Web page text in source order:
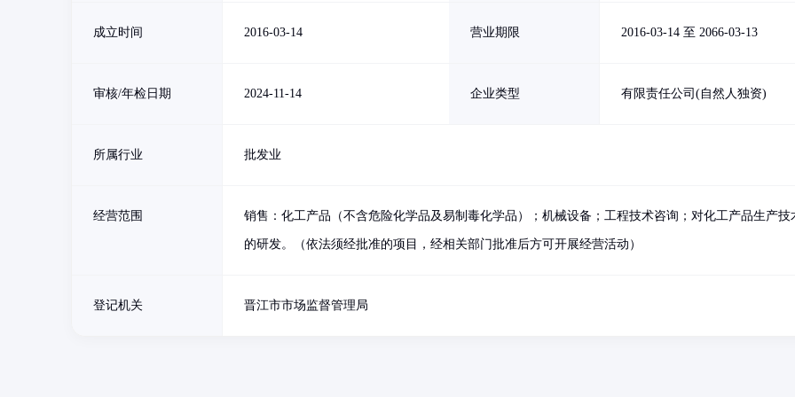
成立时间 2016-03-14 营业期限 2016-03-14 至 2066-03-13
审核/年检日期 2024-11-14 企业类型 有限责任公司(自然人独资)
所属行业 批发业
经营范围 销售：化工产品（不含危险化学品及易制毒化学品）；机械设备；工程技术咨询；对化工产品生产技
的研发。（依法须经批准的项目，经相关部门批准后方可开展经营活动）
登记机关 晋江市市场监督管理局